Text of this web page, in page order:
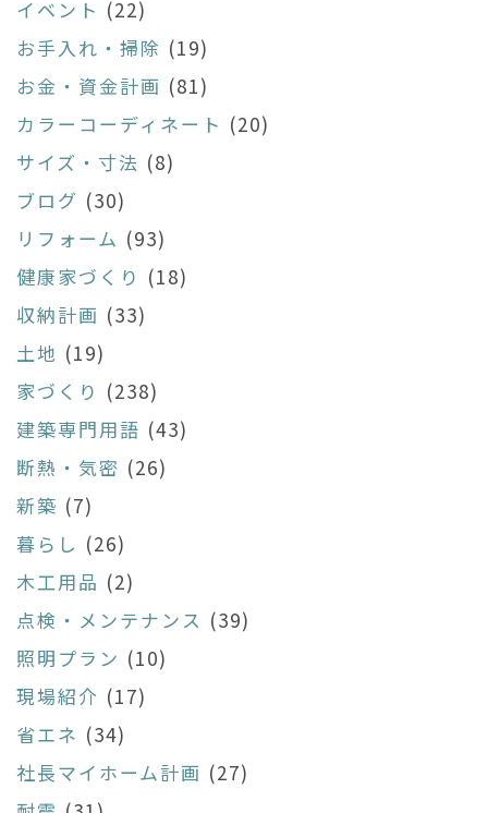
イベント (22)
お手入れ・掃除 (19)
お金・資金計画 (81)
カラーコーディネート (20)
サイズ・寸法 (8)
ブログ (30)
リフォーム (93)
健康家づくり (18)
収納計画 (33)
土地 (19)
家づくり (238)
建築専門用語 (43)
断熱・気密 (26)
新築 (7)
暮らし (26)
木工用品 (2)
点検・メンテナンス (39)
照明プラン (10)
現場紹介 (17)
省エネ (34)
社長マイホーム計画 (27)